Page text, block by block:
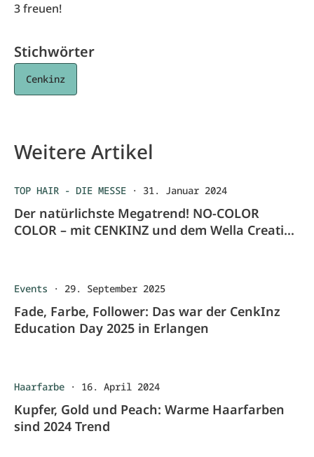
3 freuen!
Stichwörter
Cenkinz
Weitere Artikel
TOP HAIR - DIE MESSE · 31. Januar 2024
Der natürlichste Megatrend! NO-COLOR
COLOR – mit CENKINZ und dem Wella Creative
Events · 29. September 2025
Fade, Farbe, Follower: Das war der CenkInz
Education Day 2025 in Erlangen
Haarfarbe · 16. April 2024
Kupfer, Gold und Peach: Warme Haarfarben
sind 2024 Trend